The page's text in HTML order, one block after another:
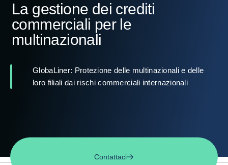
La gestione dei crediti
commerciali per le
multinazionali
GlobaLiner: Protezione delle multinazionali e delle
loro filiali dai rischi commerciali internazionali
Contattaci